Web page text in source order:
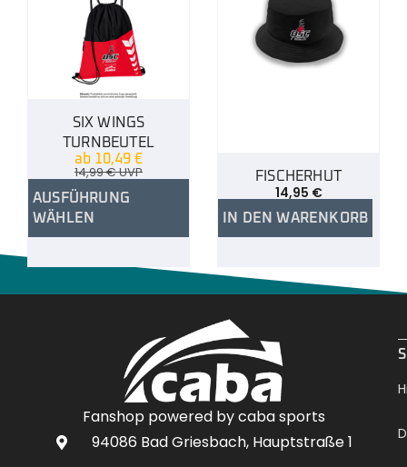
SIX WINGS
TURNBEUTEL
ab 10,49 €
14,99€UVP
AUSFÜHRUNG
WÄHLEN
FISCHERHUT
14,95 €
IN DEN WARENKORB
Fanshop powered by caba sports
94086 Bad Griesbach, Hauptstraße 1